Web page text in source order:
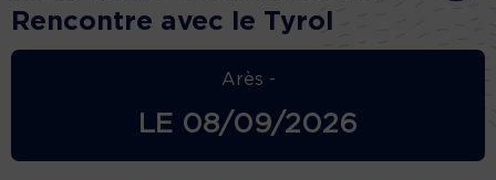
Rencontre avec le Tyrol
Arès -
LE 08/09/2026